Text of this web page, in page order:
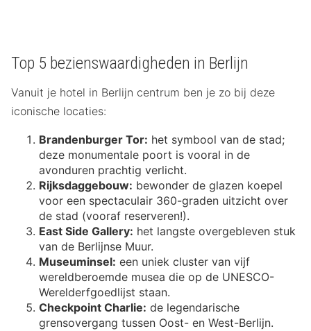
Top 5 bezienswaardigheden in Berlijn
Vanuit je hotel in Berlijn centrum ben je zo bij deze
iconische locaties:
Brandenburger Tor: het symbool van de stad;
deze monumentale poort is vooral in de
avonduren prachtig verlicht.
Rijksdaggebouw: bewonder de glazen koepel
voor een spectaculair 360-graden uitzicht over
de stad (vooraf reserveren!).
East Side Gallery: het langste overgebleven stuk
van de Berlijnse Muur.
Museuminsel: een uniek cluster van vijf
wereldberoemde musea die op de UNESCO-
Werelderfgoedlijst staan.
Checkpoint Charlie: de legendarische
grensovergang tussen Oost- en West-Berlijn.